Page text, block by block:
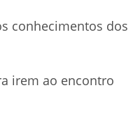
conhecimentos dos
irem ao encontro